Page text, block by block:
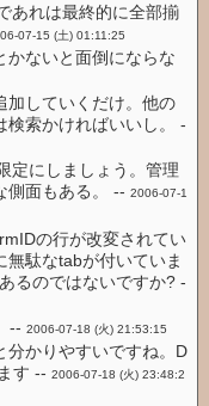
あれは最終的に全部揃
07-15 (土) 01:11:25
かないと面倒にならな
加していくだけ。他の
検索かければいいし。 -
定にしましょう。管理
側面もある。 --2006-07-1
の行が改変されてい
無駄なtabが付いていま
るのではないですか? -
--2006-07-18 (火) 21:53:15
分かりやすいですね。D
す --2006-07-18 (火) 23:48:2